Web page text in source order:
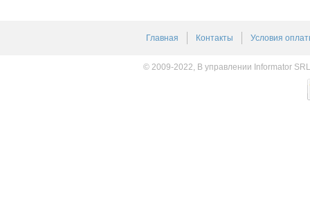
Главная Контакты Условия
© 2009-2022, В управлении Informator SRL